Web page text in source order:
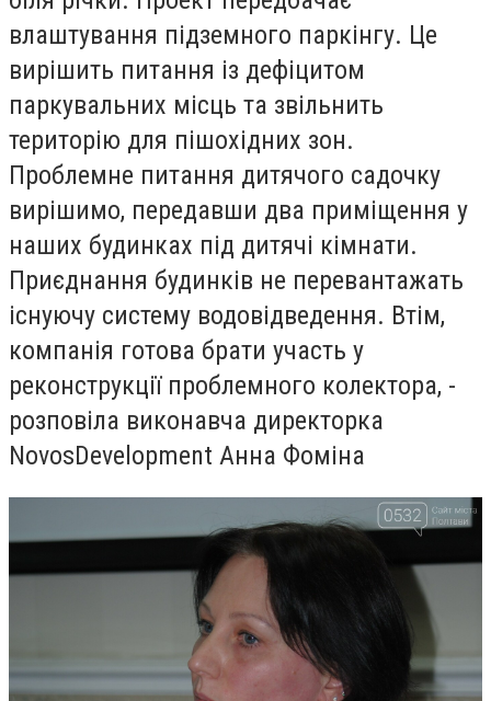
влаштування підземного паркінгу. Це
вирішить питання із дефіцитом
паркувальних місць та звільнить
територію для пішохідних зон.
Проблемне питання дитячого садочку
вирішимо, передавши два приміщення у
наших будинках під дитячі кімнати.
Приєднання будинків не перевантажать
існуючу систему водовідведення. Втім,
компанія готова брати участь у
реконструкції проблемного колектора, -
розповіла виконавча директорка
NovosDevelopment Анна Фоміна